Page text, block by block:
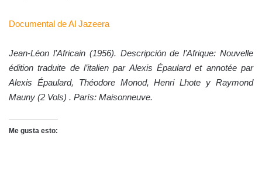
Documental de Al Jazeera
Jean-Léon l’Africain (1956). Descripción de l’Afrique: Nouvelle
édition traduite de l’italien par Alexis Épaulard et annotée par
Alexis Épaulard, Théodore Monod, Henri Lhote y Raymond
Mauny (2 Vols) . París: Maisonneuve.
Me gusta esto: